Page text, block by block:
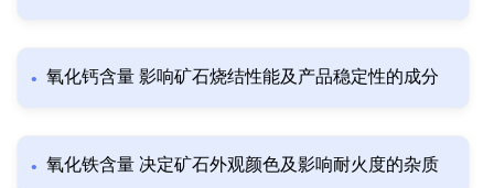
氧化钙含量 影响矿石烧结性能及产品稳定性的成分
氧化铁含量 决定矿石外观颜色及影响耐火度的杂质